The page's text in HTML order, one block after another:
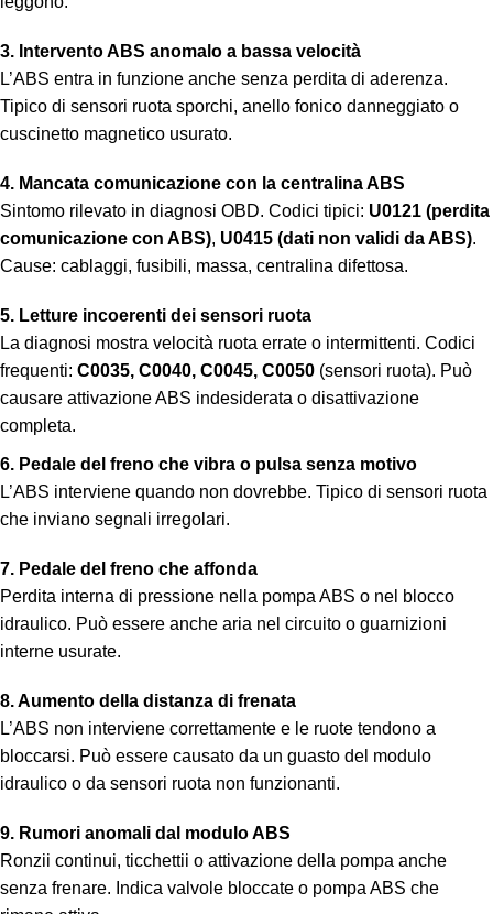
3. Intervento ABS anomalo a bassa velocità
L’ABS entra in funzione anche senza perdita di aderenza.
Tipico di sensori ruota sporchi, anello fonico danneggiato o
cuscinetto magnetico usurato.
4. Mancata comunicazione con la centralina ABS
Sintomo rilevato in diagnosi OBD. Codici tipici: U0121 (perdita
comunicazione con ABS), U0415 (dati non validi da ABS).
Cause: cablaggi, fusibili, massa, centralina difettosa.
5. Letture incoerenti dei sensori ruota
La diagnosi mostra velocità ruota errate o intermittenti. Codici
frequenti: C0035, C0040, C0045, C0050 (sensori ruota). Può
causare attivazione ABS indesiderata o disattivazione
completa.
6. Pedale del freno che vibra o pulsa senza motivo
L’ABS interviene quando non dovrebbe. Tipico di sensori ruota
che inviano segnali irregolari.
7. Pedale del freno che affonda
Perdita interna di pressione nella pompa ABS o nel blocco
idraulico. Può essere anche aria nel circuito o guarnizioni
interne usurate.
8. Aumento della distanza di frenata
L’ABS non interviene correttamente e le ruote tendono a
bloccarsi. Può essere causato da un guasto del modulo
idraulico o da sensori ruota non funzionanti.
9. Rumori anomali dal modulo ABS
Ronzii continui, ticchettii o attivazione della pompa anche
senza frenare. Indica valvole bloccate o pompa ABS che